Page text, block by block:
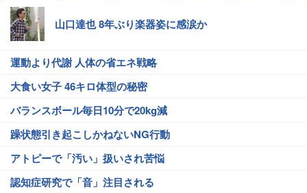
山口達也 8年ぶり楽器姿に感涙か
運動より代謝 人体の省エネ戦略
大食い女子 46キロ体型の秘密
バランスボール毎日10分で20kg減
躁状態引き起こしかねないNG行動
アトピーで「汚い」扱いされ苦悩
認知症研究で「音」注目される